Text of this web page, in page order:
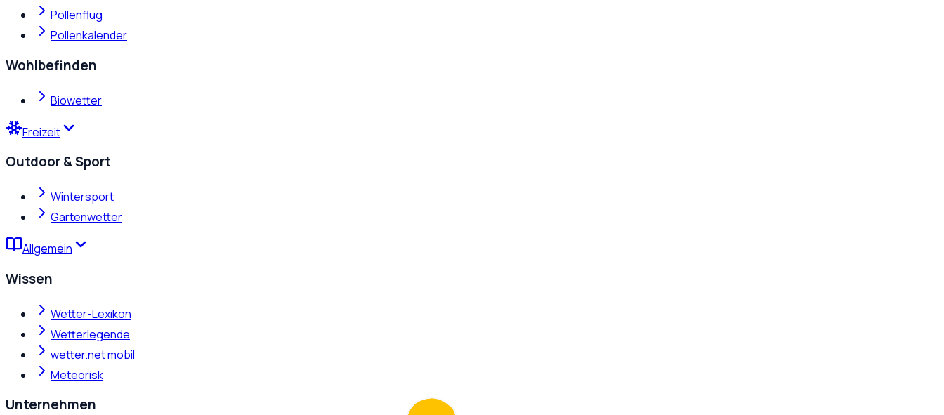
Pollenflug
Pollenkalender
Wohlbefinden
Biowetter
Freizeit
Outdoor & Sport
Wintersport
Gartenwetter
Allgemein
Wissen
Wetter-Lexikon
Wetterlegende
wetter.net mobil
Meteorisk
Unternehmen